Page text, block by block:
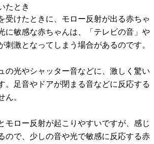
たとき
受けたときに、モロー反射が出る赤ちゃ
に敏感な赤ちゃんは、「テレビの音」や
刺激となってしまう場合があるのです。
の光やシャッター音などに、激しく驚い
。足音やドアが閉まる音などに反応する
ん。
モロー反射が起こりやすいですが、感じ
ので、少しの音や光で敏感に反応する赤